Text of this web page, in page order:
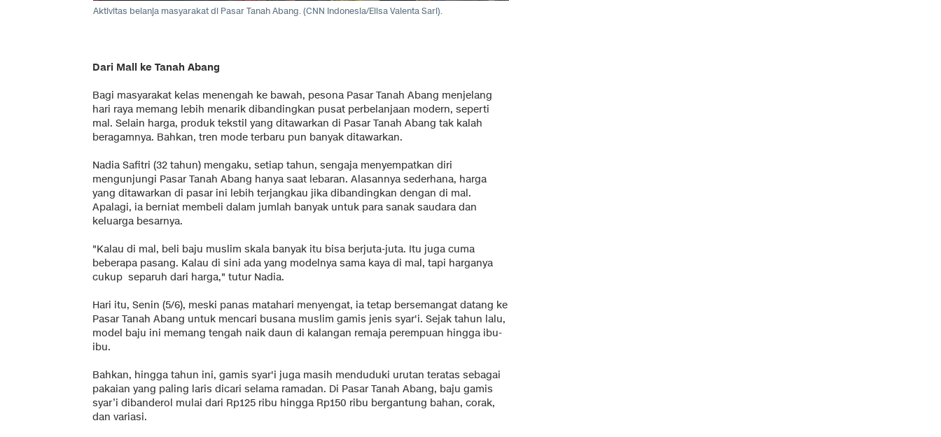
Aktivitas belanja masyarakat di Pasar Tanah Abang. (CNN Indonesia/Elisa Valenta Sari).
Dari Mall ke Tanah Abang
Bagi masyarakat kelas menengah ke bawah, pesona Pasar Tanah Abang menjelang
hari raya memang lebih menarik dibandingkan pusat perbelanjaan modern, seperti
mal. Selain harga, produk tekstil yang ditawarkan di Pasar Tanah Abang tak kalah
beragamnya. Bahkan, tren mode terbaru pun banyak ditawarkan.
Nadia Safitri (32 tahun) mengaku, setiap tahun, sengaja menyempatkan diri
mengunjungi Pasar Tanah Abang hanya saat lebaran. Alasannya sederhana, harga
yang ditawarkan di pasar ini lebih terjangkau jika dibandingkan dengan di mal.
Apalagi, ia berniat membeli dalam jumlah banyak untuk para sanak saudara dan
keluarga besarnya.
"Kalau di mal, beli baju muslim skala banyak itu bisa berjuta-juta. Itu juga cuma
beberapa pasang. Kalau di sini ada yang modelnya sama kaya di mal, tapi harganya
cukup separuh dari harga," tutur Nadia.
Hari itu, Senin (5/6), meski panas matahari menyengat, ia tetap bersemangat datang ke
Pasar Tanah Abang untuk mencari busana muslim gamis jenis syar'i. Sejak tahun lalu,
model baju ini memang tengah naik daun di kalangan remaja perempuan hingga ibu-
ibu.
Bahkan, hingga tahun ini, gamis syar'i juga masih menduduki urutan teratas sebagai
pakaian yang paling laris dicari selama ramadan. Di Pasar Tanah Abang, baju gamis
syar’i dibanderol mulai dari Rp125 ribu hingga Rp150 ribu bergantung bahan, corak,
dan variasi.